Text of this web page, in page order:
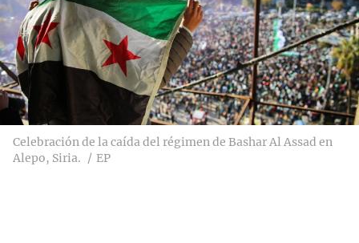
Celebración de la caída del régimen de Bashar Al Assad en
Alepo, Siria.
EP